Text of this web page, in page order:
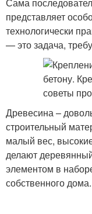
представляет
технологически
— это задача,
Древесина –
строительный
малый вес,
делают
элементом в
собственного дома.